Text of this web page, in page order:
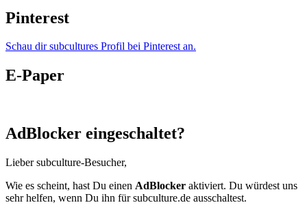
Pinterest
Schau dir subcultures Profil bei Pinterest an.
E-Paper
AdBlocker eingeschaltet?
Lieber subculture-Besucher,
Wie es scheint, hast Du einen AdBlocker aktiviert. Du würdest uns
sehr helfen, wenn Du ihn für subculture.de ausschaltest.